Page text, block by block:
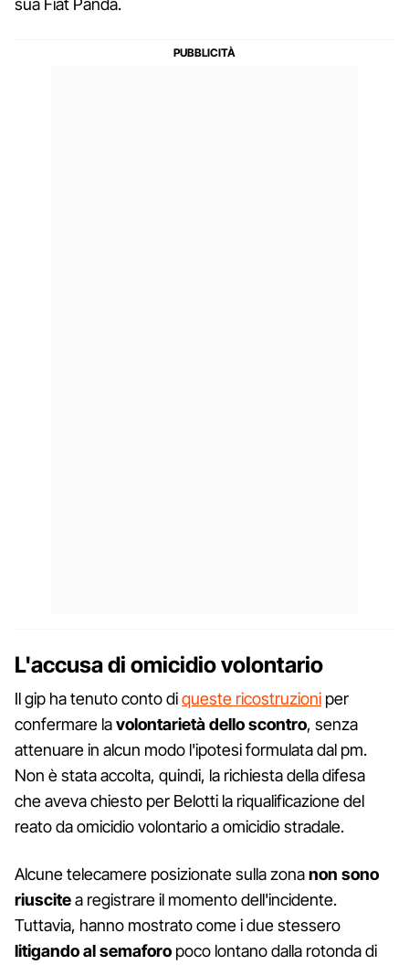
sua Fiat Panda.
L'accusa di omicidio volontario
Il gip ha tenuto conto diqueste ricostruzioni per
confermare lavolontarietà dello scontro, senza
attenuare in alcun modo l'ipotesi formulata dal pm.
Non è stata accolta, quindi, la richiesta della difesa
che aveva chiesto per Belotti la riqualificazione del
reato da omicidio volontario a omicidio stradale.
Alcune telecamere posizionate sulla zonanon sono
riuscitea registrare il momento dell'incidente.
Tuttavia, hanno mostrato come i due stessero
litigando al semaforo poco lontano dalla rotonda di